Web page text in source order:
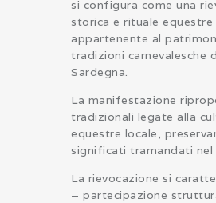
si configura come una
storica e rituale equestre
appartenente al
tradizioni carnevalesche
Sardegna.
La manifestazione
tradizionali legate alla
equestre locale,
significati tramandati nel
La rievocazione si
– partecipazione